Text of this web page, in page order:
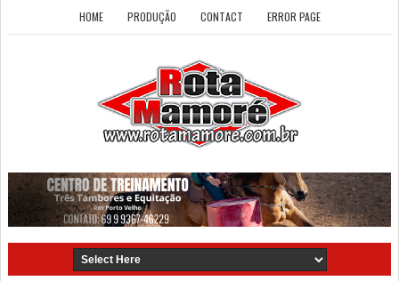
HOME PRODUÇÃO CONTACT ERROR PAGE